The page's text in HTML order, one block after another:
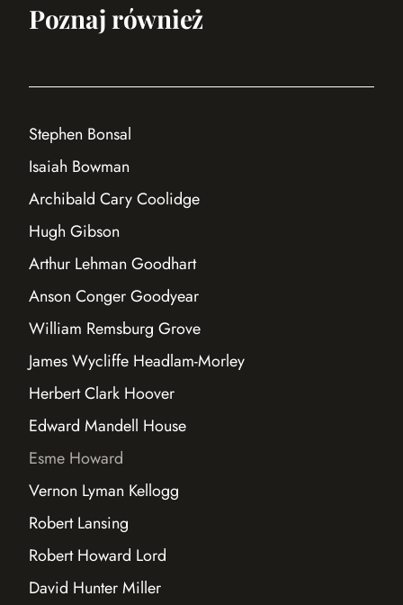
Poznaj również
Stephen Bonsal
Isaiah Bowman
Archibald Cary Coolidge
Hugh Gibson
Arthur Lehman Goodhart
Anson Conger Goodyear
William Remsburg Grove
James Wycliffe Headlam-Morley
Herbert Clark Hoover
Edward Mandell House
Esme Howard
Vernon Lyman Kellogg
Robert Lansing
Robert Howard Lord
David Hunter Miller